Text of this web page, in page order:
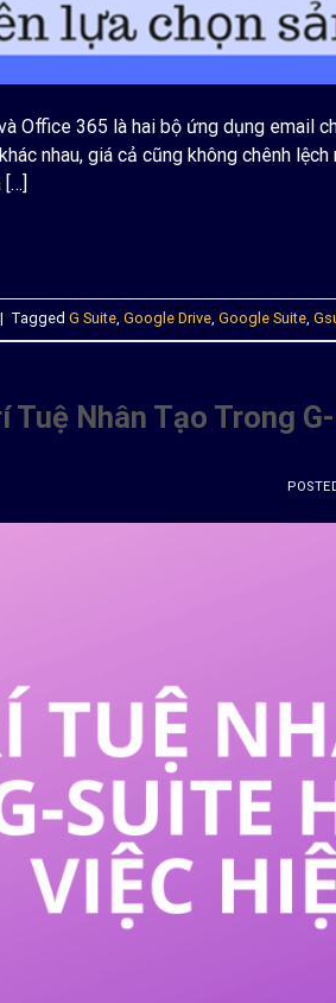
Office 365 là hai bộ ứng dụng email
nhau, giá cả cũng không chênh
[…]
| Tagged G Suite, Google Drive, Google Suite,
Tuệ Nhân Tạo Trong